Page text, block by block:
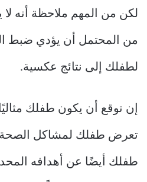
لكن من المهم ملاحظة أنه
من المحتمل أن يؤدي ضبط
لطفلك إلى نتائج عكسية.
إن توقع أن يكون طفلك
تعرض طفلك لمشاكل الصحة
طفلك أيضًا عن أهدافه